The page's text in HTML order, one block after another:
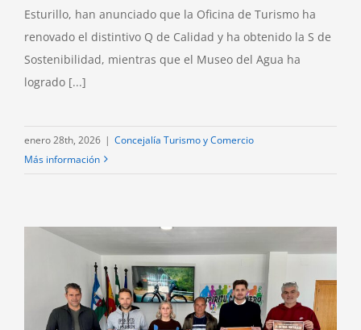
Esturillo, han anunciado que la Oficina de Turismo ha
renovado el distintivo Q de Calidad y ha obtenido la S de
Sostenibilidad, mientras que el Museo del Agua ha
logrado [...]
enero 28th, 2026 | Concejalía Turismo y Comercio
Más información